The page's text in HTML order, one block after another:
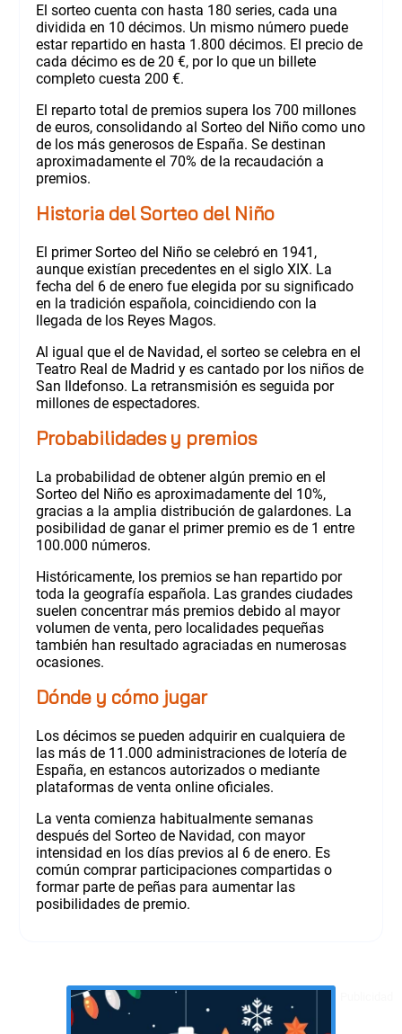
El sorteo cuenta con hasta 180 series, cada una
dividida en 10 décimos. Un mismo número puede
estar repartido en hasta 1.800 décimos. El precio de
cada décimo es de 20 €, por lo que un billete
completo cuesta 200 €.
El reparto total de premios supera los 700 millones
de euros, consolidando al Sorteo del Niño como uno
de los más generosos de España. Se destinan
aproximadamente el 70% de la recaudación a
premios.
Historia del Sorteo del Niño
El primer Sorteo del Niño se celebró en 1941,
aunque existían precedentes en el siglo XIX. La
fecha del 6 de enero fue elegida por su significado
en la tradición española, coincidiendo con la
llegada de los Reyes Magos.
Al igual que el de Navidad, el sorteo se celebra en el
Teatro Real de Madrid y es cantado por los niños de
San Ildefonso. La retransmisión es seguida por
millones de espectadores.
Probabilidades y premios
La probabilidad de obtener algún premio en el
Sorteo del Niño es aproximadamente del 10%,
gracias a la amplia distribución de galardones. La
posibilidad de ganar el primer premio es de 1 entre
100.000 números.
Históricamente, los premios se han repartido por
toda la geografía española. Las grandes ciudades
suelen concentrar más premios debido al mayor
volumen de venta, pero localidades pequeñas
también han resultado agraciadas en numerosas
ocasiones.
Dónde y cómo jugar
Los décimos se pueden adquirir en cualquiera de
las más de 11.000 administraciones de lotería de
España, en estancos autorizados o mediante
plataformas de venta online oficiales.
La venta comienza habitualmente semanas
después del Sorteo de Navidad, con mayor
intensidad en los días previos al 6 de enero. Es
común comprar participaciones compartidas o
formar parte de peñas para aumentar las
posibilidades de premio.